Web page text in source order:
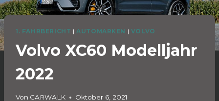
1. FAHRBERICHT | AUTOMARKEN | VOLVO
Volvo XC60 Modelljahr
2022
Von CARWALK Oktober 6, 2021